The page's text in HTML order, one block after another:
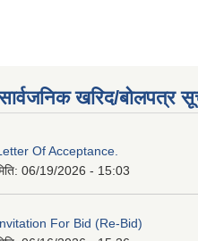
खरिद/बोलपत्र
Of Acceptance.
06/19/2026 - 15:03
For Bid (Re-Bid)